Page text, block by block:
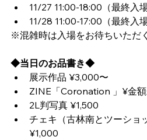
11/27 11:00-18:00（最終入場
11/28 11:00-17:00（最終入場
※混雑時は入場をお待ちいただ
◆当日のお品書き◆
展示作品 ¥3,000〜
ZINE「Coronation 」¥金
2L判写真 ¥1,500
チェキ（古林南とツーショ
¥1,000